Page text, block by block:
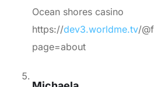
Ocean shores casino
https://dev3.worldme.tv/
page=about